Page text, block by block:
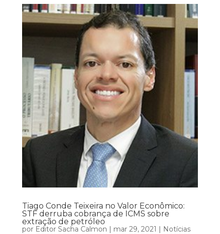
Tiago Conde Teixeira no Valor Econômico:
STF derruba cobrança de ICMS sobre
extração de petróleo
por Editor Sacha Calmon mar 29, 2021 Notícias